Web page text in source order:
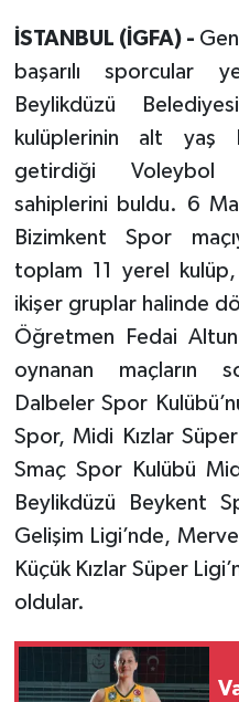
İSTANBUL (İGFA) -
başarılı sporcular
Beylikdüzü
kulüplerinin alt yaş
getirdiği Voleybol
sahiplerini buldu. 6
Bizimkent Spor
toplam 11 yerel
ikişer gruplar halinde
Öğretmen Fedai Altun
oynanan maçların
Dalbeler Spor
Spor, Midi Kızlar
Smaç Spor Kulübü
Beylikdüzü Beykent
Gelişim Ligi’nde,
Küçük Kızlar Süper
oldular.